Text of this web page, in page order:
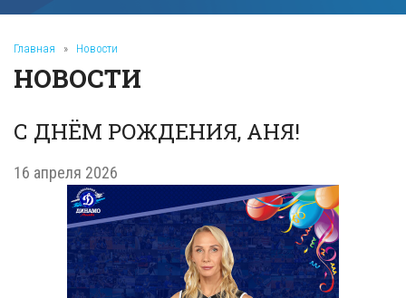
Главная » Новости
НОВОСТИ
С ДНЁМ РОЖДЕНИЯ, АНЯ!
16 апреля 2026